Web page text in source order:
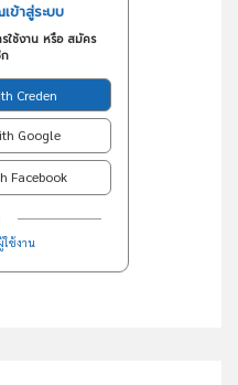
ข้าสู่ระบบ
ใช้งาน หรือ สมัคร
Creden
Google
Facebook
ช้งาน